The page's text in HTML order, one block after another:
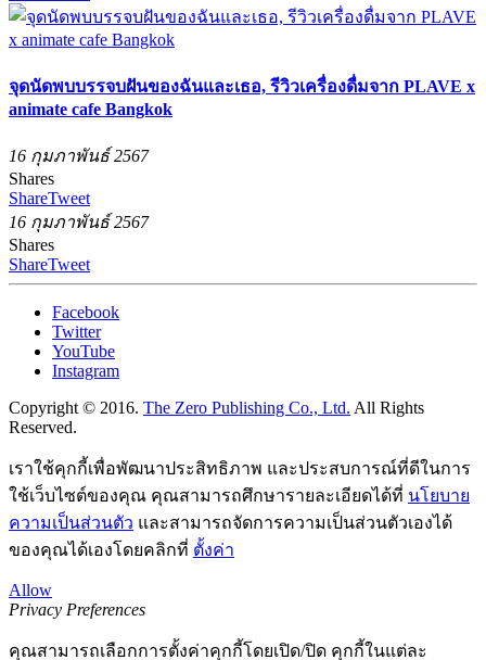
จุดนัดพบบรรจบฝันของฉันและเธอ, รีวิวเครื่องดื่มจาก PLAVE x
animate cafe Bangkok
16 กุมภาพันธ์ 2567
Shares
ShareTweet
16 กุมภาพันธ์ 2567
Shares
ShareTweet
Facebook
Twitter
YouTube
Instagram
Copyright © 2016. The Zero Publishing Co., Ltd. All Rights
Reserved.
เราใช้คุกกี้เพื่อพัฒนาประสิทธิภาพ และประสบการณ์ที่ดีในการ
ใช้เว็บไซต์ของคุณ คุณสามารถศึกษารายละเอียดได้ที่ นโยบาย
ความเป็นส่วนตัว และสามารถจัดการความเป็นส่วนตัวเองได้
ของคุณได้เองโดยคลิกที่ ตั้งค่า
Allow
Privacy Preferences
คุณสามารถเลือกการตั้งค่าคุกกี้โดยเปิด/ปิด คุกกี้ในแต่ละ